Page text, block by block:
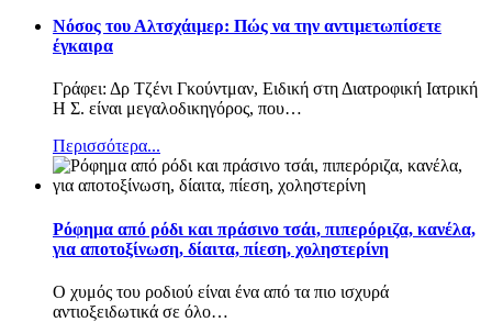
Nόσος του Αλτσχάιμερ: Πώς να την αντιμετωπίσετε
έγκαιρα
Γράφει: Δρ Τζένι Γκούντμαν, Ειδική στη Διατροφική Ιατρική
Η Σ. είναι μεγαλοδικηγόρος, που…
Περισσότερα...
Ρόφημα από ρόδι και πράσινο τσάι, πιπερόριζα, κανέλα,
για αποτοξίνωση, δίαιτα, πίεση, χοληστερίνη
Ο χυμός του ροδιού είναι ένα από τα πιο ισχυρά
αντιοξειδωτικά σε όλο…